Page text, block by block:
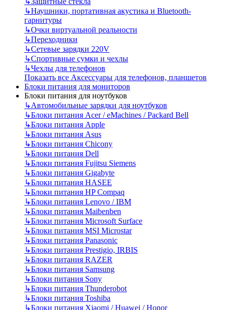
↳Наушники, портативная акустика и Bluetooth-
гарнитуры
↳Очки виртуальной реальности
↳Переходники
↳Сетевые зарядки 220V
↳Спортивные сумки и чехлы
↳Чехлы для телефонов
Показать все Аксессуары для телефонов, планшетов
Блоки питания для мониторов
Блоки питания для ноутбуков
↳Автомобильные зарядки для ноутбуков
↳Блоки питания Acer / eMachines / Packard Bell
↳Блоки питания Apple
↳Блоки питания Asus
↳Блоки питания Chicony
↳Блоки питания Dell
↳Блоки питания Fujitsu Siemens
↳Блоки питания Gigabyte
↳Блоки питания HASEE
↳Блоки питания HP Compaq
↳Блоки питания Lenovo / IBM
↳Блоки питания Maibenben
↳Блоки питания Microsoft Surface
↳Блоки питания MSI Microstar
↳Блоки питания Panasonic
↳Блоки питания Prestigio, IRBIS
↳Блоки питания RAZER
↳Блоки питания Samsung
↳Блоки питания Sony
↳Блоки питания Thunderobot
↳Блоки питания Toshiba
↳Блоки питания Xiaomi / Huawei / Honor